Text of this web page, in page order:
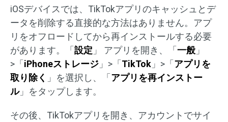
iOSデバイスでは、TikTokアプリのキャッシュとデ
ータを削除する直接的な方法はありません。アプ
リをオフロードしてから再インストールする必要
があります。「 設定 」 アプリを開き、「 一般 」
>「 iPhoneストレージ 」>「 TikTok 」>「 アプリを
取り除く 」を選択し、「 アプリを再インストー
ル」をタップします。
その後、TikTokアプリを開き、アカウントでサイ